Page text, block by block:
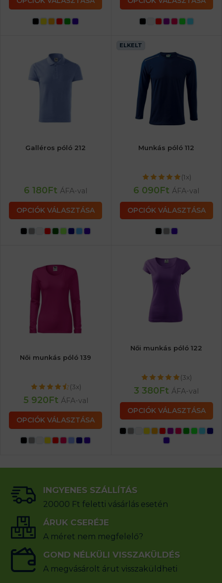
Galléros póló 212
6 180Ft ÁFA-val
OPCIÓK VÁLASZTÁSA
ELKELT
Munkás póló 112
(1x)
6 090Ft ÁFA-val
OPCIÓK VÁLASZTÁSA
Női munkás póló 139
(3x)
5 920Ft ÁFA-val
OPCIÓK VÁLASZTÁSA
Női munkás póló 122
(3x)
3 380Ft ÁFA-val
OPCIÓK VÁLASZTÁSA
INGYENES SZÁLLÍTÁS
20000 Ft feletti vásárlás esetén
ÁRUK CSERÉJE
A méret nem megfelelő?
GOND NÉLKÜLI VISSZAKÜLDÉS
A megvásárolt árut visszaküldheti